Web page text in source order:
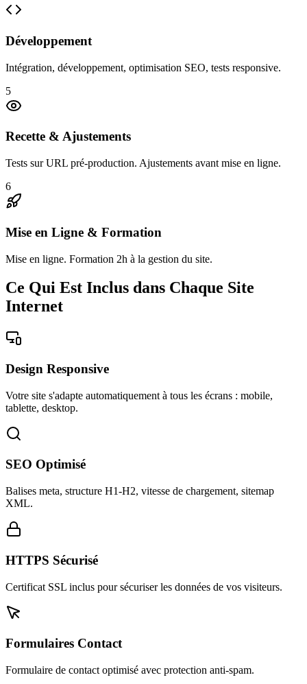
Développement
Intégration, développement, optimisation SEO, tests responsive.
5
Recette & Ajustements
Tests sur URL pré-production. Ajustements avant mise en ligne.
6
Mise en Ligne & Formation
Mise en ligne. Formation 2h à la gestion du site.
Ce Qui Est Inclus dans Chaque Site
Internet
Design Responsive
Votre site s'adapte automatiquement à tous les écrans : mobile,
tablette, desktop.
SEO Optimisé
Balises meta, structure H1-H2, vitesse de chargement, sitemap
XML.
HTTPS Sécurisé
Certificat SSL inclus pour sécuriser les données de vos visiteurs.
Formulaires Contact
Formulaire de contact optimisé avec protection anti-spam.